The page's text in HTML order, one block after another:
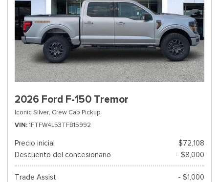
2026 Ford F-150 Tremor
Iconic Silver, Crew Cab Pickup
VIN 1FTFW4L53TFB15992
Precio inicial
$72,108
Descuento del concesionario
- $8,000
Trade Assist
- $1,000